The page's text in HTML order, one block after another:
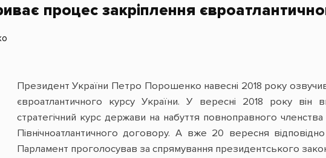
процес закріплення
Президент України Петро Порошенко навесні 2018 року озвучив
євроатлантичного курсу України. У вересні 2018 року він
стратегічний курс держави на набуття повноправного
Північноатлантичного договору. А вже 20 вересня
Парламент проголосував за спрямування президентського